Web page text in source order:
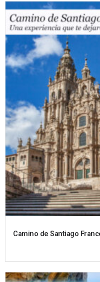
Camino de Santiago